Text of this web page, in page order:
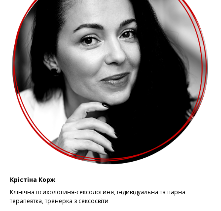
Крістіна Корж
Клінічна психологиня-сексологиня, індивідуальна та парна
терапевтка, тренерка з сексосвіти